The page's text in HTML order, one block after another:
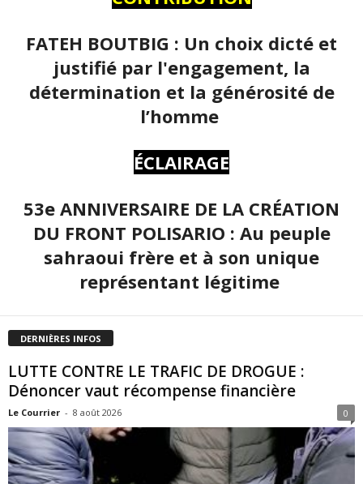
FATEH BOUTBIG : Un choix dicté et
justifié par l'engagement, la
détermination et la générosité de
l’homme
ÉCLAIRAGE
53e ANNIVERSAIRE DE LA CRÉATION
DU FRONT POLISARIO : Au peuple
sahraoui frère et à son unique
représentant légitime
DERNIÈRES INFOS
LUTTE CONTRE LE TRAFIC DE DROGUE :
Dénoncer vaut récompense financière
Le Courrier - 8 août 2026 0